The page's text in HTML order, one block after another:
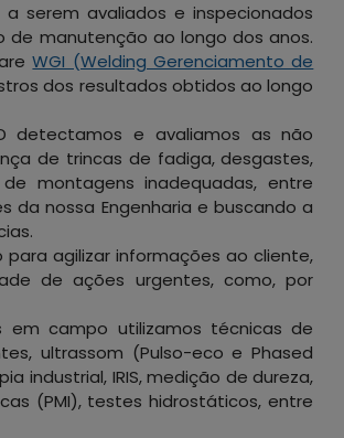
serem avaliados e inspecionados
de manutenção ao longo dos anos.
WGI (Welding Gerenciamento de
dos resultados obtidos ao longo
detectamos e avaliamos as não
de trincas de fadiga, desgastes,
montagens inadequadas, entre
da nossa Engenharia e buscando a
para agilizar informações ao cliente,
de ações urgentes, como, por
em campo utilizamos técnicas de
ultrassom (Pulso-eco e Phased
industrial, IRIS, medição de dureza,
(PMI), testes hidrostáticos, entre